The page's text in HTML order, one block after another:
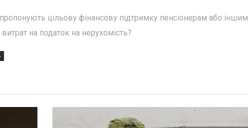
цільову фінансову підтримку пенсіонерам або іншим
на податок на нерухомість?